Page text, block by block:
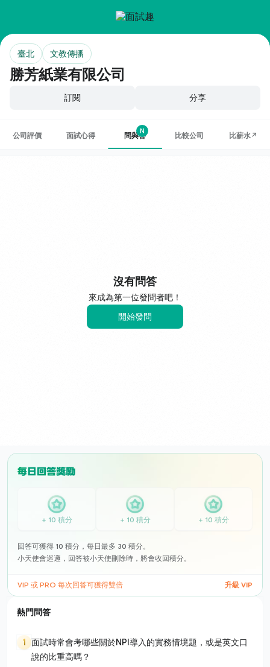
勝芳紙業有限公司
臺北 文教傳播
訂閱 分享
公司評價 面試心得
N
問與答 比較公司 比薪水↗
沒有問答
來成為第一位發問者吧！
開始發問
+ 10 積分 + 10 積分 + 10 積分
回答可獲得 10 積分，每日最多 30 積分。
小天使會巡邏，回答被小天使刪除時，將會收回積分。
VIP 或 PRO 每次回答可獲得雙倍 升級 VIP
熱門問答
1 面試時常會考哪些關於NPI導入的實務情境題，或是英文口
說的比重高嗎？